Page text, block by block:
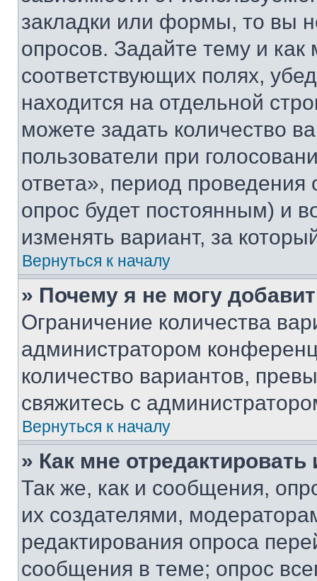
закладки или формы, то вы
опросов. Задайте тему и
соответствующих полях,
находится на отдельной
можете задать количество
пользователи при
ответа», период проведения
опрос будет постоянным) и
изменять вариант, за
Вернуться к началу
» Почему я не могу
Ограничение количества
администратором
количество вариантов,
свяжитесь с
Вернуться к началу
» Как мне
Так же, как и сообщения,
их создателями,
редактирования опроса
сообщения в теме; опрос